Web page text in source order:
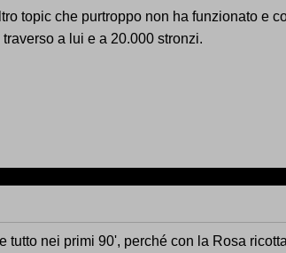
topic che purtroppo non ha funzionato
a lui e a 20.000 stronzi.
tutto nei primi 90', perché con la Rosa